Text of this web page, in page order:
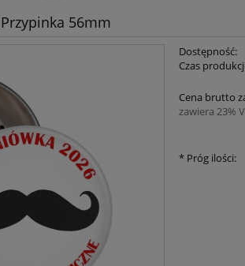
56mm
Dostępność:
Czas
Cena brutto
zawiera 23%
* Próg ilości: